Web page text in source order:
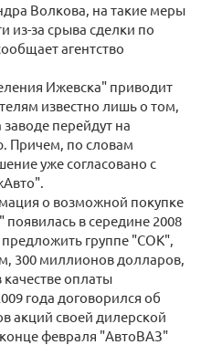
Волкова, на такие меры
из-за срыва сделки по
агентство
Ижевска" приводит
известно лишь о том,
заводе перейдут на
Причем, по словам
уже согласовано с
о возможной покупке
в середине 2008
группе "СОК",
300 миллионов долларов,
оплаты
года договорился об
акций своей дилерской
февраля "АвтоВАЗ"